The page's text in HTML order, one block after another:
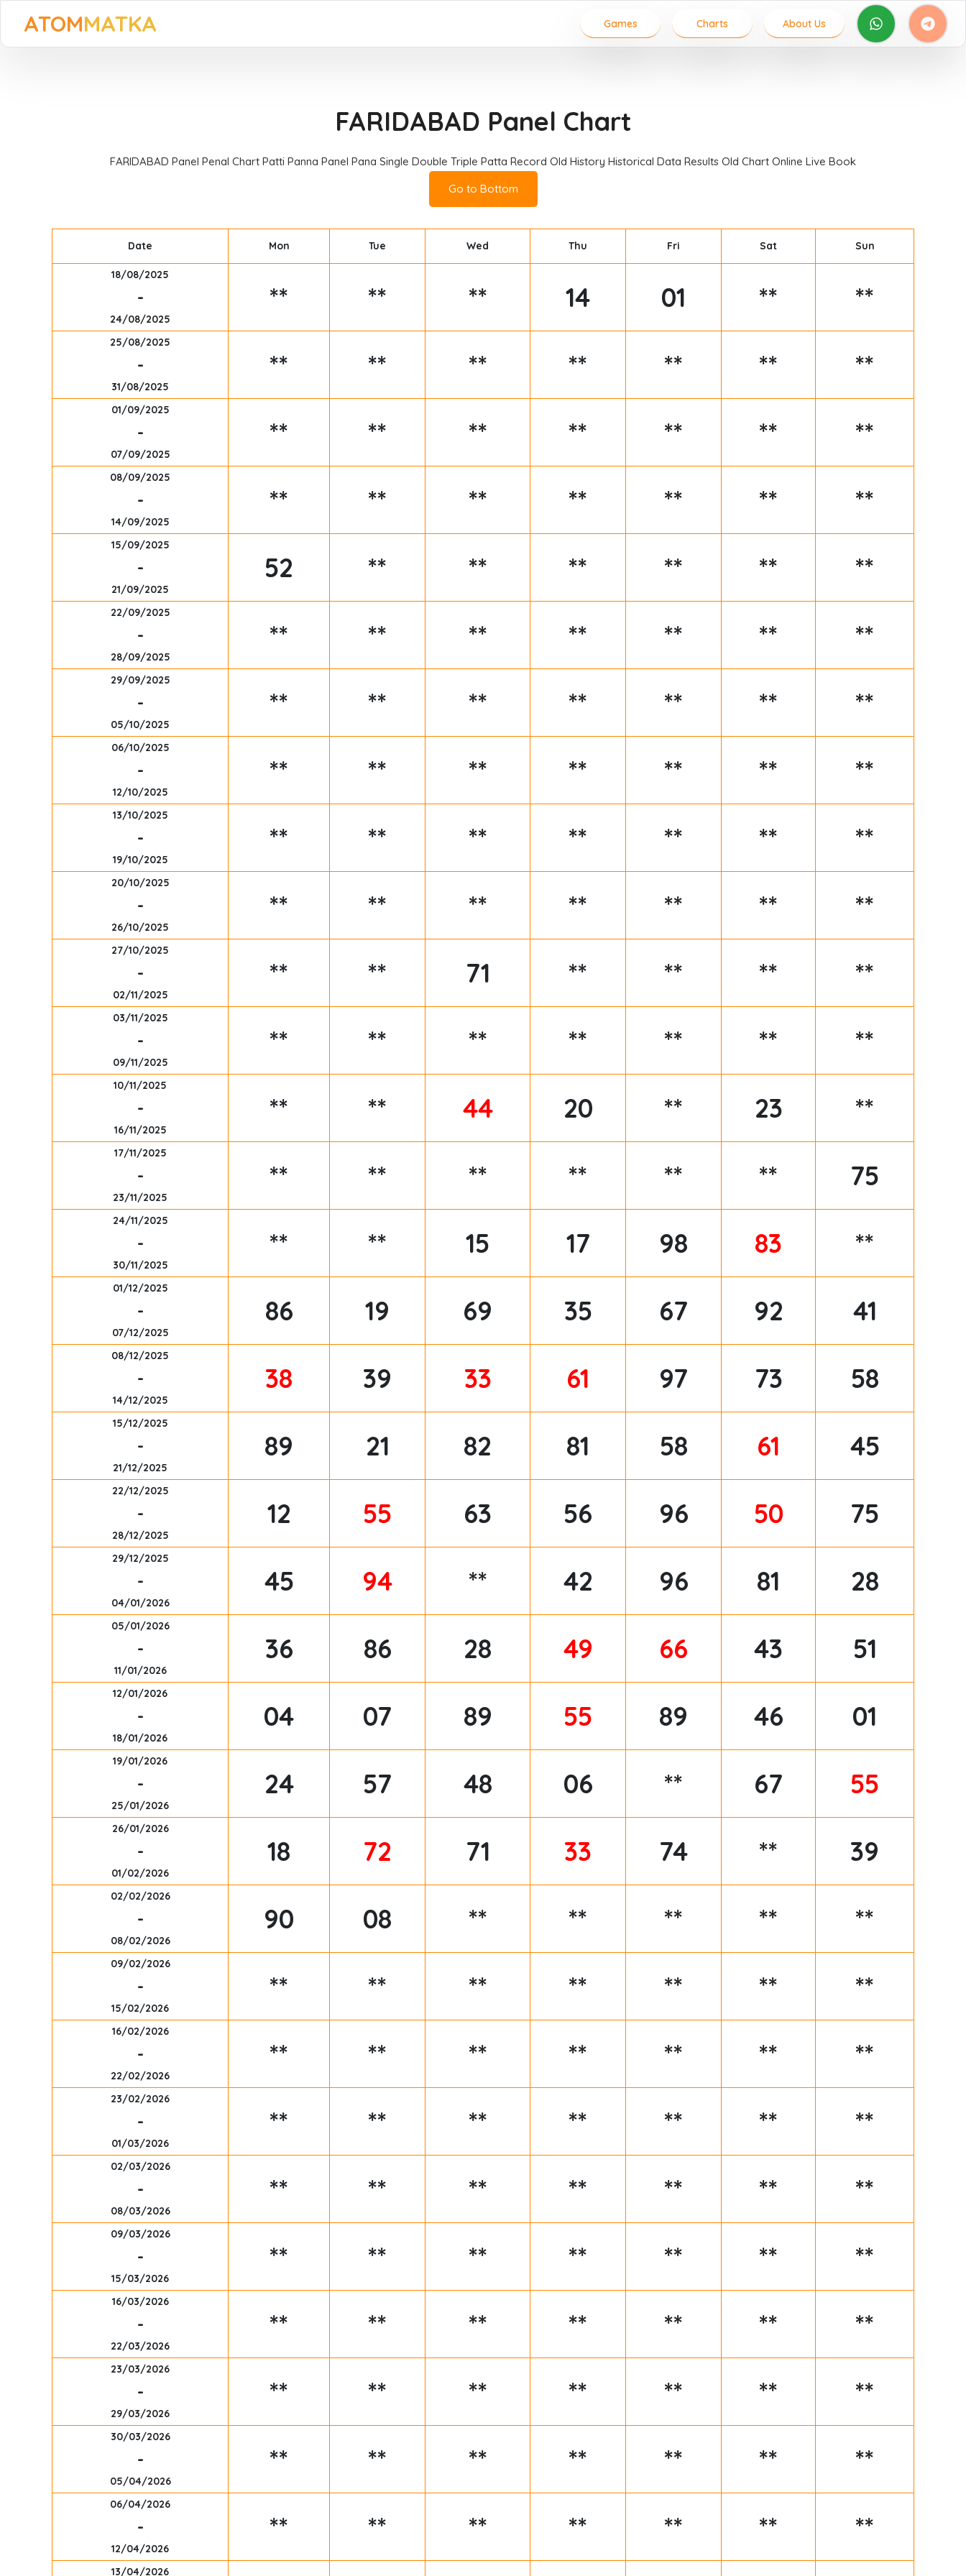
ATOMMATKA Games Charts About Us
FARIDABAD Panel Chart
FARIDABAD Panel Penal Chart Patti Panna Panel Pana Single Double Triple Patta Record Old History Historical Data Results Old Chart Online Live Book
Go to Bottom
Date Mon Tue Wed Thu Fri Sat Sun
18/08/2025
-
24/08/2025
** ** ** 14 01 ** **
25/08/2025
-
31/08/2025
** ** ** ** ** ** **
01/09/2025
-
07/09/2025
** ** ** ** ** ** **
08/09/2025
-
14/09/2025
** ** ** ** ** ** **
15/09/2025
-
21/09/2025
52 ** ** ** ** ** **
22/09/2025
-
28/09/2025
** ** ** ** ** ** **
29/09/2025
-
05/10/2025
** ** ** ** ** ** **
06/10/2025
-
12/10/2025
** ** ** ** ** ** **
13/10/2025
-
19/10/2025
** ** ** ** ** ** **
20/10/2025
-
26/10/2025
** ** ** ** ** ** **
27/10/2025
-
02/11/2025
** ** 71 ** ** ** **
03/11/2025
-
09/11/2025
** ** ** ** ** ** **
10/11/2025
-
16/11/2025
** ** 44 20 ** 23 **
17/11/2025
-
23/11/2025
** ** ** ** ** ** 75
24/11/2025
-
30/11/2025
** ** 15 17 98 83 **
01/12/2025
-
07/12/2025
86 19 69 35 67 92 41
08/12/2025
-
14/12/2025
38 39 33 61 97 73 58
15/12/2025
-
21/12/2025
89 21 82 81 58 61 45
22/12/2025
-
28/12/2025
12 55 63 56 96 50 75
29/12/2025
-
04/01/2026
45 94 ** 42 96 81 28
05/01/2026
-
11/01/2026
36 86 28 49 66 43 51
12/01/2026
-
18/01/2026
04 07 89 55 89 46 01
19/01/2026
-
25/01/2026
24 57 48 06 ** 67 55
26/01/2026
-
01/02/2026
18 72 71 33 74 ** 39
02/02/2026
-
08/02/2026
90 08 ** ** ** ** **
09/02/2026
-
15/02/2026
** ** ** ** ** ** **
16/02/2026
-
22/02/2026
** ** ** ** ** ** **
23/02/2026
-
01/03/2026
** ** ** ** ** ** **
02/03/2026
-
08/03/2026
** ** ** ** ** ** **
09/03/2026
-
15/03/2026
** ** ** ** ** ** **
16/03/2026
-
22/03/2026
** ** ** ** ** ** **
23/03/2026
-
29/03/2026
** ** ** ** ** ** **
30/03/2026
-
05/04/2026
** ** ** ** ** ** **
06/04/2026
-
12/04/2026
** ** ** ** ** ** **
13/04/2026